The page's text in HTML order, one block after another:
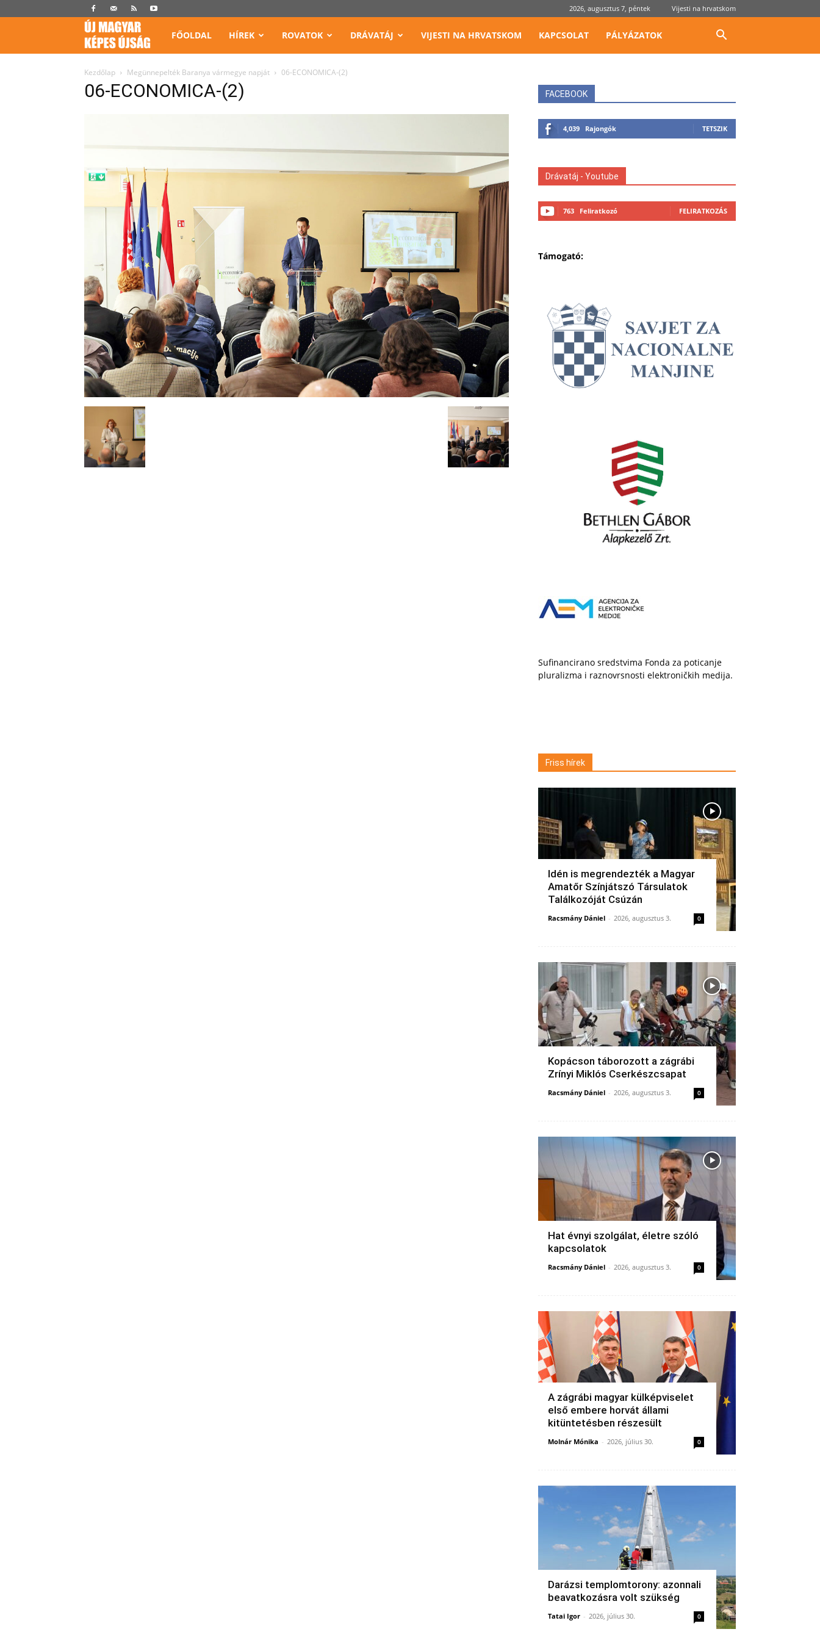
2026, augusztus 7, péntek Vijesti na hrvatskom
Képes
Újság
FŐOLDAL HÍREK ROVATOK DRÁVATÁJ VIJESTI NA HRVATSKOM KAPCSOLAT PÁLYÁZATOK
Kezdőlap Megünnepelték Baranya vármegye napját 06-ECONOMICA-(2)
06-ECONOMICA-(2) FACEBOOK
4,039 Rajongók TETSZIK
Drávatáj - Youtube
763 Feliratkozó FELIRATKOZÁS
Támogató:
Sufinancirano sredstvima Fonda za poticanje
pluralizma i raznovrsnosti elektroničkih medija.
Friss hírek
Idén is megrendezték a Magyar
Amatőr Színjátszó Társulatok
Találkozóját Csúzán
Racsmány Dániel - 2026, augusztus 3. 0
Kopácson táborozott a zágrábi
Zrínyi Miklós Cserkészcsapat
Racsmány Dániel - 2026, augusztus 3. 0
Hat évnyi szolgálat, életre szóló
kapcsolatok
Racsmány Dániel - 2026, augusztus 3. 0
A zágrábi magyar külképviselet
első embere horvát állami
kitüntetésben részesült
Molnár Mónika - 2026, július 30. 0
Darázsi templomtorony: azonnali
beavatkozásra volt szükség
Tatai Igor - 2026, július 30. 0